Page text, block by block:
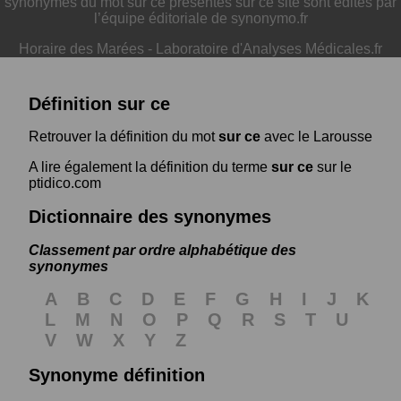
l’équipe éditoriale de synonymo.fr
Horaire des Marées - Laboratoire d'Analyses Médicales.fr
Définition sur ce
Retrouver la définition du motsur ce avec le Larousse
A lire également la définition du terme sur ce sur le
ptidico.com
Dictionnaire des synonymes
Classement par ordre alphabétique des
synonymes
A B C D E F G H I J
K
L
M N O P Q R S T
U
V
W X Y
Z
Synonyme définition